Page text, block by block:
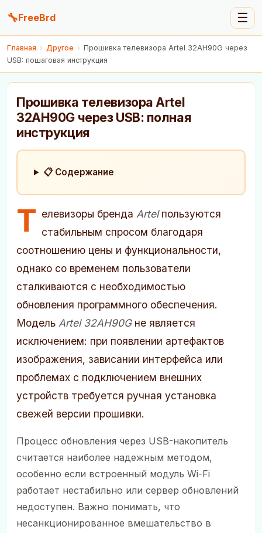
🔧FreeBrd ☰
Главная › Другое › Прошивка телевизора Artel 32AH90G через
USB: пошаговая инструкция
Прошивка телевизора Artel
32AH90G через USB: полная
инструкция
📋 Содержание
Т елевизоры бренда Artelпользуются
стабильным спросом благодаря
соотношению цены и функциональности,
однако со временем пользователи
сталкиваются с необходимостью
обновления программного обеспечения.
Модель Artel 32AH90Gне является
исключением: при появлении артефактов
изображения, зависании интерфейса или
проблемах с подключением внешних
устройств требуется ручная установка
свежей версии прошивки.
Процесс обновления через USB-накопитель
считается наиболее надежным методом,
особенно если встроенный модуль Wi-Fi
работает нестабильно или сервер обновлений
недоступен. Важно понимать, что
несанкционированное вмешательство в